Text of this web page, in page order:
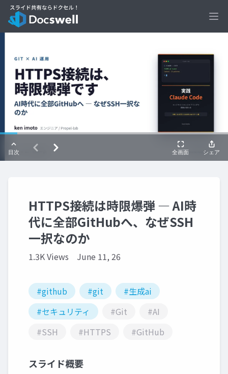
HTTPS接続は時限爆弾 ― AI時
代に全部GitHubへ、なぜSSH
一択なのか
1.3K Views June 11, 26
#github #git
#生成ai
#セキュリティ
#Git
#AI
#SSH
#HTTPS #GitHub
スライド概要